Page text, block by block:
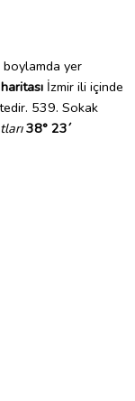
yer
İzmir ili içinde
539. Sokak
38° 23´